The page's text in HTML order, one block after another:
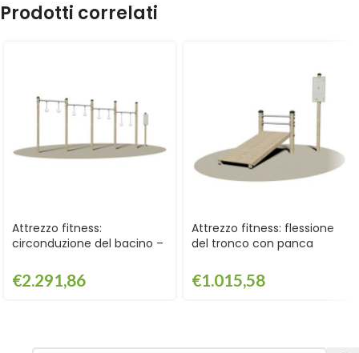
Prodotti correlati
Attrezzo fitness:
circonduzione del bacino –
€2.291,86
Attrezzo fitness: flessione
del tronco con panca
€1.015,58